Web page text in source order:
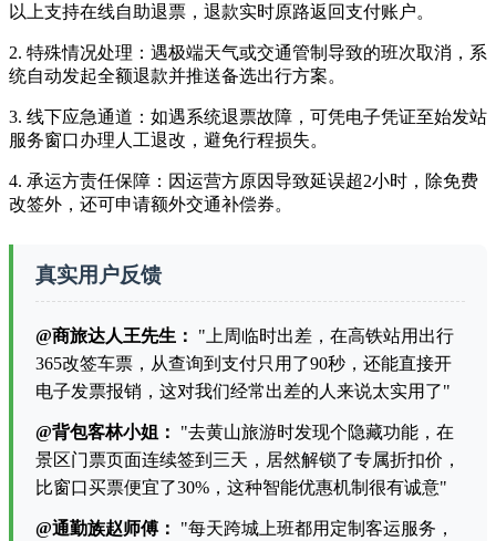
以上支持在线自助退票，退款实时原路返回支付账户。
2. 特殊情况处理：遇极端天气或交通管制导致的班次取消，系
统自动发起全额退款并推送备选出行方案。
3. 线下应急通道：如遇系统退票故障，可凭电子凭证至始发站
服务窗口办理人工退改，避免行程损失。
4. 承运方责任保障：因运营方原因导致延误超2小时，除免费
改签外，还可申请额外交通补偿券。
真实用户反馈
@商旅达人王先生：
"上周临时出差，在高铁站用出行
365改签车票，从查询到支付只用了90秒，还能直接开
电子发票报销，这对我们经常出差的人来说太实用了"
@背包客林小姐：
"去黄山旅游时发现个隐藏功能，在
景区门票页面连续签到三天，居然解锁了专属折扣价，
比窗口买票便宜了30%，这种智能优惠机制很有诚意"
@通勤族赵师傅：
"每天跨城上班都用定制客运服务，